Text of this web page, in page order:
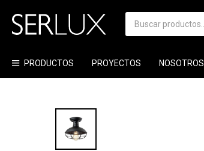
PRODUCTOS PROYECTOS NOSOTROS